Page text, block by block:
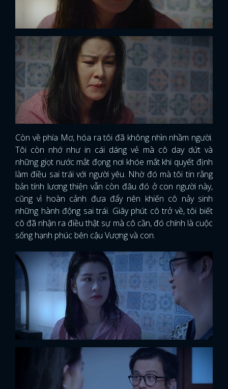
Còn về phía Mơ, hóa ra tôi đã không nhìn nhầm người.
Tôi còn nhớ như in cái dáng vẻ mà cô day dứt và
những giọt nước mắt đọng nơi khóe mắt khi quyết định
làm điều sai trái với người yêu. Nhờ đó mà tôi tin rằng
bản tính lương thiện vẫn còn đâu đó ở con người này,
cũng vì hoàn cảnh đưa đẩy nên khiến cô nảy sinh
những hành động sai trái. Giây phút cô trở về, tôi biết
cô đã nhận ra điều thật sự mà cô cần, đó chính là cuộc
sống hạnh phúc bên cậu Vượng và con.